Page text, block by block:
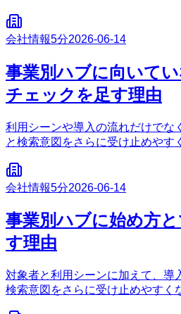
会社情報5分2026-06-14
事業別ハブに向いて
チェックを足す理由
利用シーンや導入の流れだけでな
と検索意図をさらに受け止めやす
会社情報5分2026-06-14
事業別ハブに始め方
す理由
対象者と利用シーンに加えて、導
検索意図をさらに受け止めやすく